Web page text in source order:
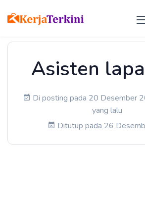
Asisten
Di posting pada 20 Desember
yang lalu
Ditutup pada 26